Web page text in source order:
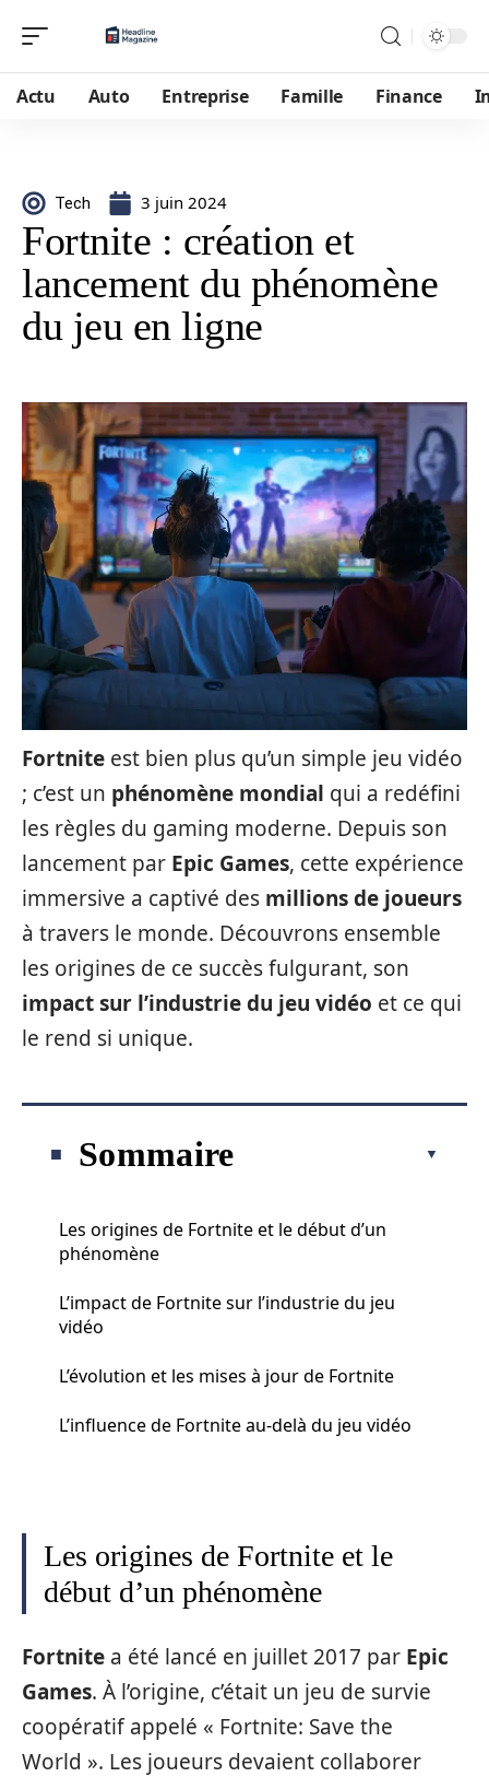
Actu Auto Entreprise Famille Finance
Tech 3 juin 2024
Fortnite : création et
lancement du phénomène
du jeu en ligne
Fortnite est bien plus qu’un simple jeu vidéo
; c’est un phénomène mondial qui a redéfini
les règles du gaming moderne. Depuis son
lancement par Epic Games, cette expérience
immersive a captivé des millions de joueurs
à travers le monde. Découvrons ensemble
les origines de ce succès fulgurant, son
impact sur l’industrie du jeu vidéo et ce qui
le rend si unique.
Sommaire
Les origines de Fortnite et le début d’un
phénomène
L’impact de Fortnite sur l’industrie du jeu
vidéo
L’évolution et les mises à jour de Fortnite
L’influence de Fortnite au-delà du jeu vidéo
Les origines de Fortnite et le
début d’un phénomène
Fortnite a été lancé en juillet 2017 par Epic
Games. À l’origine, c’était un jeu de survie
coopératif appelé « Fortnite: Save the
World ». Les joueurs devaient collaborer